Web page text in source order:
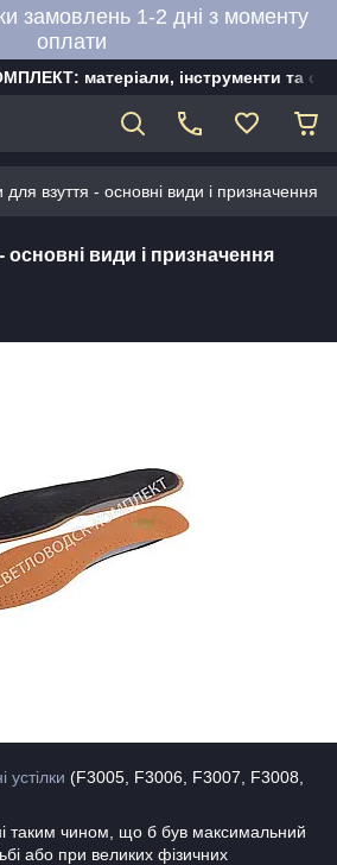
замовлень 1-2 дні з моменту
оплати
матеріали, інструменти та
для взуття - основні види і призначення
основні види і призначення
устілки (F3005, F3006, F3007, F3008,
таким чином, що б був максимальний
або при великих фізичних